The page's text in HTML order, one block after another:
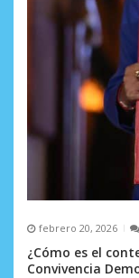
febrero 20, 2026
¿Cómo es el
Convivencia